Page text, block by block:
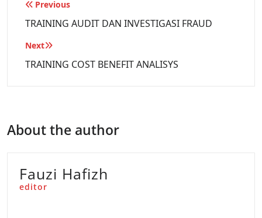
Previous
TRAINING AUDIT DAN INVESTIGASI FRAUD
Next
TRAINING COST BENEFIT ANALISYS
About the author
Fauzi Hafizh
editor